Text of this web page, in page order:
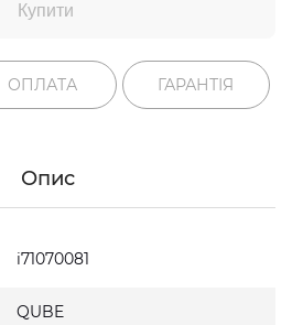
Купити
ОПЛАТА ГАРАНТІЯ
Опис
i71070081
QUBE